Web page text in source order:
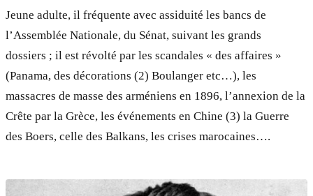
Jeune adulte, il fréquente avec assiduité les bancs de
l’Assemblée Nationale, du Sénat, suivant les grands
dossiers ; il est révolté par les scandales « des affaires »
(Panama, des décorations (2) Boulanger etc…), les
massacres de masse des arméniens en 1896, l’annexion de la
Crête par la Grèce, les événements en Chine (3) la Guerre
des Boers, celle des Balkans, les crises marocaines….